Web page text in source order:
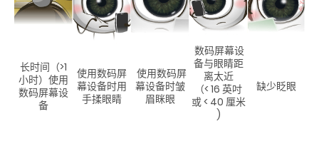
长时间（>1
小时）使用
数码屏幕设
备
使用数码屏
幕设备时用
手揉眼睛
使用数码屏
幕设备时皱
眉眯眼
数码屏幕设
备与眼睛距
离太近
（< 16 英吋
或 < 40 厘米
)
缺少眨眼